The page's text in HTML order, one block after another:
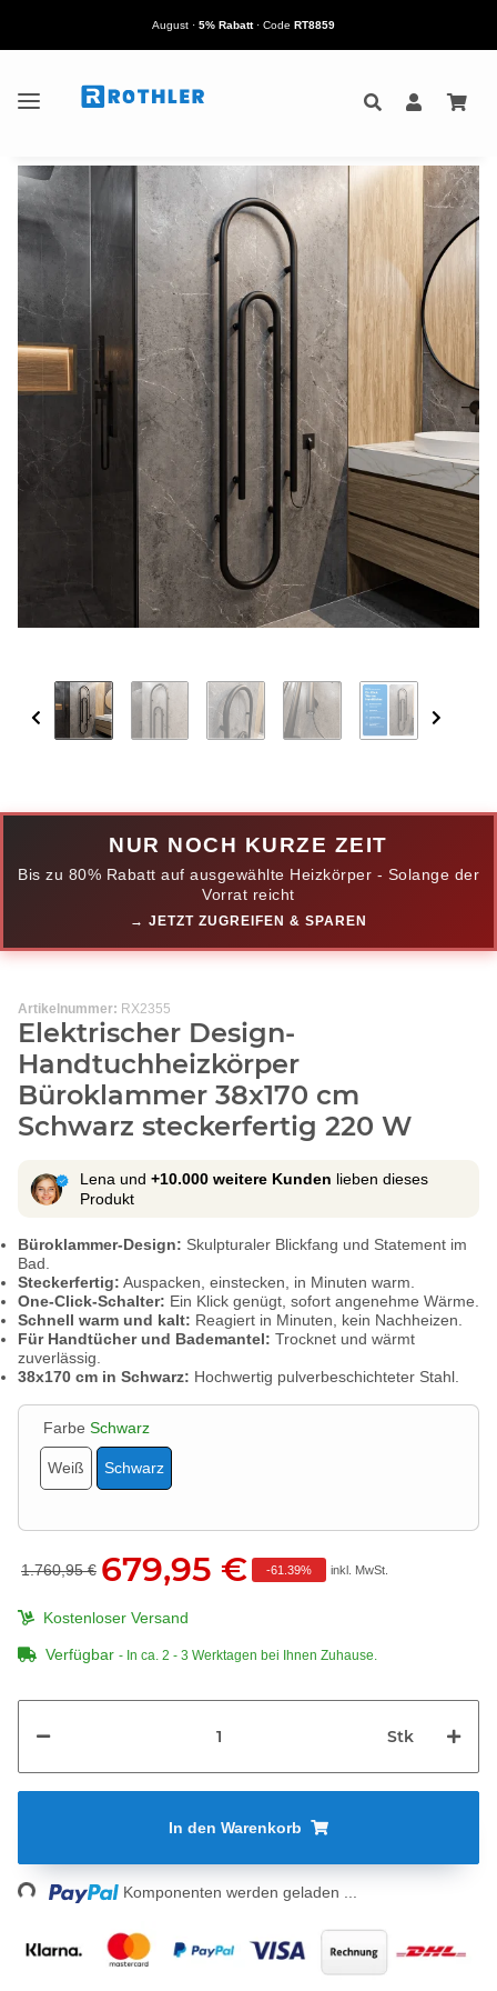
August· 5% Rabatt· Code RT8859
NUR NOCH KURZE ZEIT
Bis zu 80% Rabatt auf ausgewählte Heizkörper - Solange der
Vorrat reicht
→ JETZT ZUGREIFEN & SPAREN
Artikelnummer: RX2355
Elektrischer Design-
Handtuchheizkörper
Büroklammer 38x170 cm
Schwarz steckerfertig 220 W
Lena und +10.000 weitere Kunden lieben dieses
Produkt
Büroklammer-Design: Skulpturaler Blickfang und Statement im
Bad.
Steckerfertig: Auspacken, einstecken, in Minuten warm.
One-Click-Schalter: Ein Klick genügt, sofort angenehme Wärme.
Schnell warm und kalt: Reagiert in Minuten, kein Nachheizen.
Für Handtücher und Bademantel: Trocknet und wärmt
zuverlässig.
38x170 cm in Schwarz: Hochwertig pulverbeschichteter Stahl.
Farbe Schwarz
Weiß Schwarz
1.760,95 € 679,95 € -61.39% inkl. MwSt.
Kostenloser Versand
Verfügbar - In ca. 2 - 3 Werktagen bei Ihnen Zuhause.
Stk
In den Warenkorb
Loading... Komponenten werden geladen ...